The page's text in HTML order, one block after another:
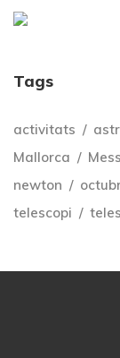
Tags
activitats
Mallorca
newton
telescopi